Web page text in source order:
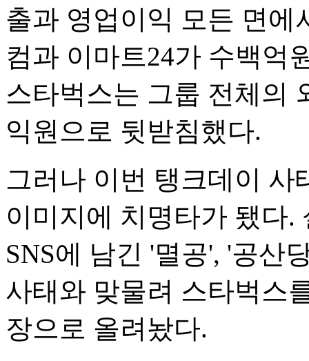
출과 영업이익 모든 면에
컴과 이마트24가 수백억
스타벅스는 그룹 전체의
익원으로 뒷받침했다.
그러나 이번 탱크데이 사
이미지에 치명타가 됐다.
SNS에 남긴 '멸공', '공산
사태와 맞물려 스타벅스
장으로 올려놨다.